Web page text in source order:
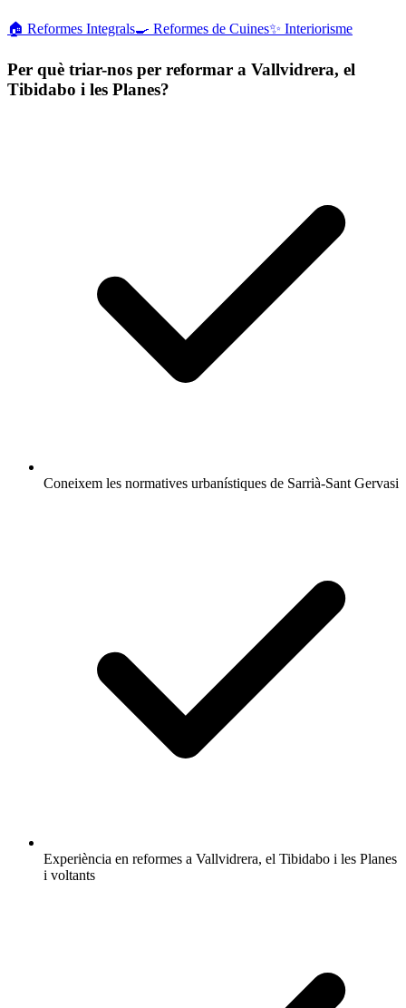
🏠 Reformes Integrals🍳 Reformes de Cuines✨ Interiorisme
Per què triar-nos per reformar a Vallvidrera, el
Tibidabo i les Planes?
Coneixem les normatives urbanístiques de Sarrià-Sant Gervasi
Experiència en reformes a Vallvidrera, el Tibidabo i les Planes
i voltants